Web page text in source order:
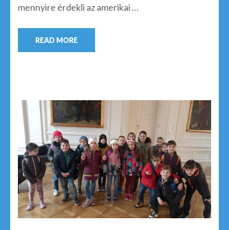
mennyire érdekli az amerikai …
READ MORE